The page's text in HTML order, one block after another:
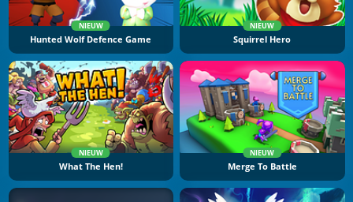
NIEUW
Hunted Wolf Defence Game
NIEUW
Squirrel Hero
NIEUW
What The Hen!
NIEUW
Merge To Battle